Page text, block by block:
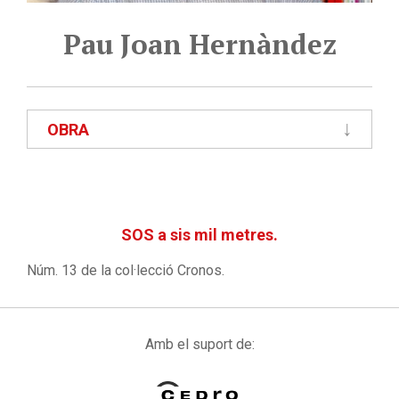
Pau Joan Hernàndez
OBRA
SOS a sis mil metres.
Núm. 13 de la col·lecció Cronos.
Amb el suport de: